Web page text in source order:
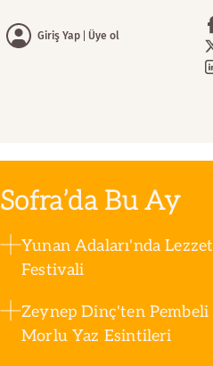
Giriş Yap Üye ol
Sofra’da Bu Ay
Yunan Adaları'nda Lezzet
Festivali
Zeynep Dinç'ten Pembeli
Morlu Yaz Esintileri